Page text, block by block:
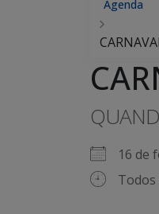
Agenda
16 de
Todos